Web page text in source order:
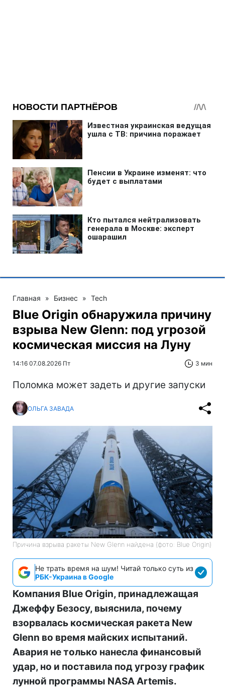
Главная » Бизнес » Tech
Blue Origin обнаружила причину
взрыва New Glenn: под угрозой
космическая миссия на Луну
14:16 07.08.2026 Пт 3 мин
Поломка может задеть и другие запуски
ОЛЬГА ЗАВАДА
Причина взрыва ракеты New Glenn найдена (фото: Blue Origin)
Не трать время на шум! Читай только суть из
РБК-Украина в Google
Компания Blue Origin, принадлежащая
Джеффу Безосу, выяснила, почему
взорвалась космическая ракета New
Glenn во время майских испытаний.
Авария не только нанесла финансовый
удар, но и поставила под угрозу график
лунной программы NASA Artemis.